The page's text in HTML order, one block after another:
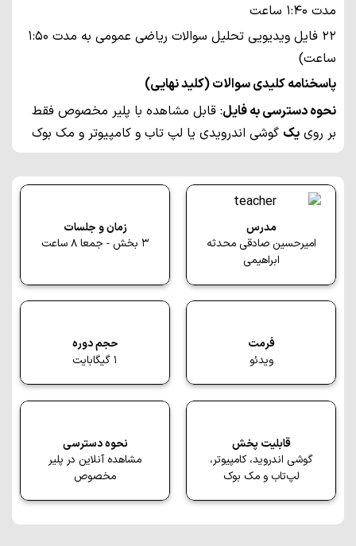
مدت 1:40 ساعت
22 فایل ویدیویی تحلیل سوالات ریاضی عمومی به مدت 1:50
ساعت)
پاسخنامه کلیدی سوالات (کلید نهایی)
نحوه دسترسی به فایل: قابل مشاهده با پلیر مخصوص فقط
بر روی یک گوشی اندرویدی یا لپ تاب و کامپیوتر و مک بوک
مدرس
امیرحسین صادقی محدثه
ابراهیمی
زمان و جلسات
3 بخش - جمعا 8 ساعت
فرمت
ویدئو
حجم دوره
1 گیگابایت
قابلیت پخش
گوشی اندروید، کامپیوتر،
لپ‌تاب و مک بوک
نحوه دسترسی
مشاهده آنلاین در پلیر
مخصوص